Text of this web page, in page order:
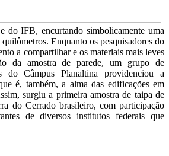
do IFB, encurtando simbolicamente uma
Enquanto os pesquisadores do
a compartilhar e os materiais mais leves
da amostra de parede, um grupo de
do Câmpus Planaltina providenciou a
é, também, a alma das edificações em
surgiu a primeira amostra de taipa de
do Cerrado brasileiro, com participação
de diversos institutos federais que